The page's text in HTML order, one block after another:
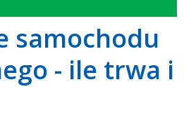
samochodu
- ile trwa i